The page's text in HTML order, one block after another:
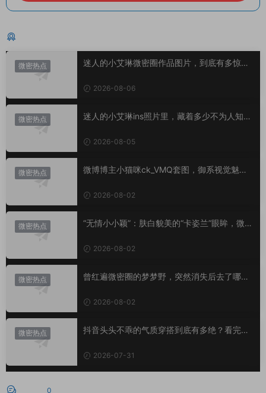
微密热点
迷人的小艾琳微密圈作品图片，到底有多惊
2026-08-06
微密热点
迷人的小艾琳ins照片里，藏着多少不为人知的
2026-08-05
微密热点
微博博主小猫咪ck_VMQ套图，御系视觉魅力
2026-08-02
微密热点
“无情小小颖”：肤白貌美的“卡姿兰”眼眸，微密
2026-08-02
微密热点
曾红遍微密圈的梦梦野，突然消失后去了哪
2026-08-02
微密热点
抖音头头不乖的气质穿搭到底有多绝？看完想
2026-07-31
0